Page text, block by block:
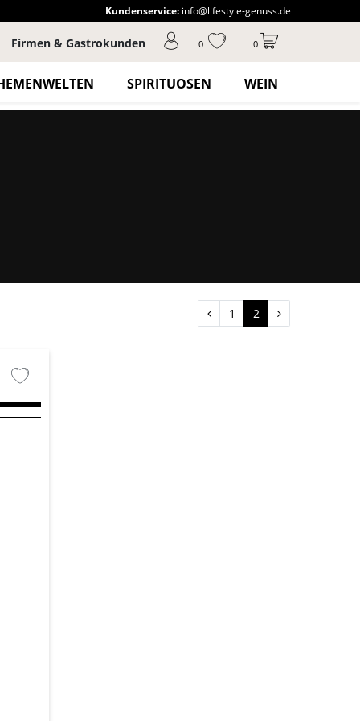
Kundenservice: info@lifestyle-genuss.de
Firmen & Gastrokunden 0 0
SPIRITUOSEN WEIN
1 2